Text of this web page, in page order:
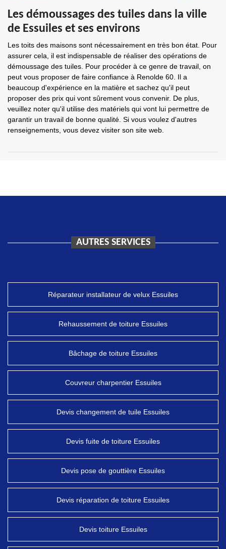
Les démoussages des tuiles dans la ville
de Essuiles et ses environs
Les toits des maisons sont nécessairement en très bon état. Pour
assurer cela, il est indispensable de réaliser des opérations de
démoussage des tuiles. Pour procéder à ce genre de travail, on
peut vous proposer de faire confiance à Renolde 60. Il a
beaucoup d'expérience en la matière et sachez qu'il peut
proposer des prix qui vont sûrement vous convenir. De plus,
veuillez noter qu'il utilise des matériels qui vont lui permettre de
garantir un travail de bonne qualité. Si vous voulez d'autres
renseignements, vous devez visiter son site web.
AUTRES SERVICES
Réparateur installateur de velux Essuiles
Rehaussement de toiture Essuiles
Bâchage de toiture Essuiles
Couvreur charpentier Essuiles
Devis changement de tuile Essuiles
Devis fuite de toiture Essuiles
Devis pose de gouttière Essuiles
Devis réparation de toiture Essuiles
Devis toiture Essuiles